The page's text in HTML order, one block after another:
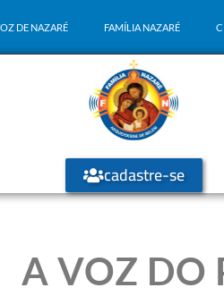
DE NAZARÉ FAMÍLIA NAZARÉ
cadastre-se
A VOZ DO